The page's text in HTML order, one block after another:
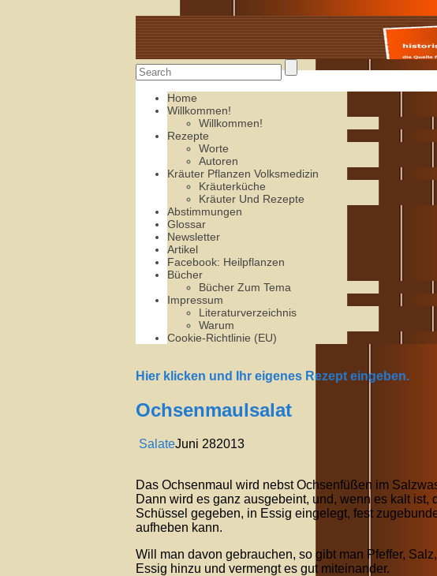
Alte Rezepte online
Home
Willkommen!
Willkommen!
Rezepte
Worte
Autoren
Kräuter Pflanzen Volksmedizin
Kräuterküche
Kräuter Und Rezepte
Abstimmungen
Glossar
Newsletter
Artikel
Facebook: Heilpflanzen
Bücher
Bücher Zum Tema
Impressum
Literaturverzeichnis
Warum
Cookie-Richtlinie (EU)
Hier klicken und Ihr eigenes Rezept eingeben.
Ochsenmaulsalat
SalateJuni 282013
Das Ochsenmaul wird nebst Ochsenfüßen im
Dann wird es ganz ausgebeint, und, wenn es kalt
Schüssel gegeben, in Essig eingelegt, fest
aufheben kann.
Will man davon gebrauchen, so gibt man Pfeffer,
Essig hinzu und vermengt es gut miteinander.